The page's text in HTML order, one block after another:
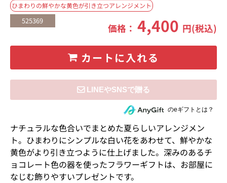
ひまわりの鮮やかな黄色が引き立つアレンジメント
525369
価格：4,400 円(税込)
カートに入れる
住所を知らない相手にeギフトで贈るのeギフトとは？
ナチュラルな色合いでまとめた夏らしいアレンジメン
ト。ひまわりにシンプルな白い花をあわせて、鮮やかな
黄色がより引き立つように仕上げました。深みのあるチ
ョコレート色の器を使ったフラワーギフトは、お部屋に
なじむ飾りやすいプレゼントです。